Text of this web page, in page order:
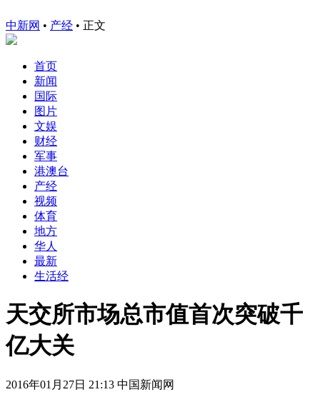
中新网 • 产经 • 正文
首页
新闻
国际
图片
文娱
财经
军事
港澳台
产经
视频
体育
地方
华人
最新
生活经
天交所市场总市值首次突破千
亿大关
2016年01月27日 21:13 中国新闻网